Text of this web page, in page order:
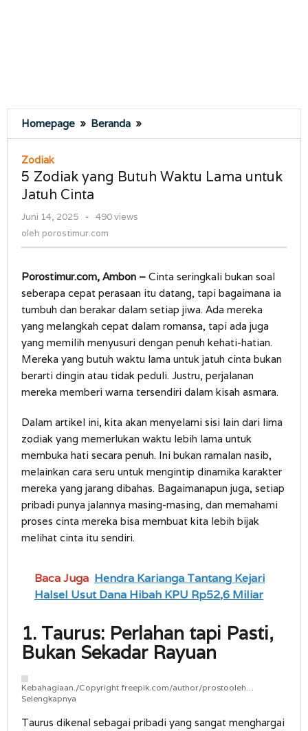
Homepage » Beranda »
Zodiak
Butuh
Waktu
Cinta
Zodiak
5 Zodiak yang Butuh Waktu Lama untuk
Jatuh Cinta
Juni 14, 2025
oleh
- 490 views
oleh porostimur.com
Porostimur.com, Ambon – Cinta seringkali bukan soal
seberapa cepat perasaan itu datang, tapi bagaimana ia
tumbuh dan berakar dalam setiap jiwa. Ada mereka
yang melangkah cepat dalam romansa, tapi ada juga
yang memilih menyusuri dengan penuh kehati-hatian.
Mereka yang butuh waktu lama untuk jatuh cinta bukan
berarti dingin atau tidak peduli. Justru, perjalanan
mereka memberi warna tersendiri dalam kisah asmara.
Dalam artikel ini, kita akan menyelami sisi lain dari lima
zodiak yang memerlukan waktu lebih lama untuk
membuka hati secara penuh. Ini bukan ramalan nasib,
melainkan cara seru untuk mengintip dinamika karakter
mereka yang jarang dibahas. Bagaimanapun juga, setiap
pribadi punya jalannya masing-masing, dan memahami
proses cinta mereka bisa membuat kita lebih bijak
melihat cinta itu sendiri.
Baca Juga Hendra Karianga Tantang Kejari
Halsel Usut Dana Hibah KPU Rp52,6 Miliar
1. Taurus: Perlahan tapi Pasti,
Bukan Sekadar Rayuan
Kebahagiaan./Copyright freepik.com/author/prostooleh…
Selengkapnya
Taurus dikenal sebagai pribadi yang sangat menghargai